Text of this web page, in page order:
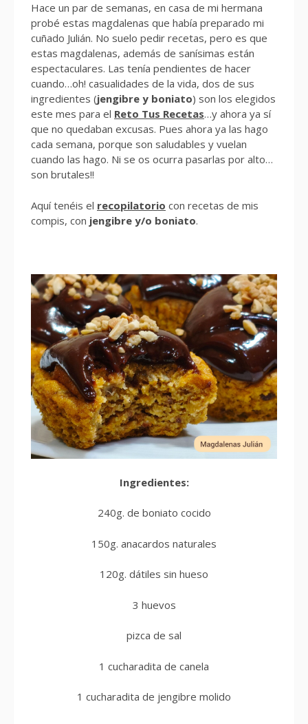
Hace un par de semanas, en casa de mi hermana
probé estas magdalenas que había preparado mi
cuñado Julián. No suelo pedir recetas, pero es que
estas magdalenas, además de sanísimas están
espectaculares. Las tenía pendientes de hacer
cuando…oh! casualidades de la vida, dos de sus
ingredientes (jengibre y boniato) son los elegidos
este mes para el Reto Tus Recetas…y ahora ya sí
que no quedaban excusas. Pues ahora ya las hago
cada semana, porque son saludables y vuelan
cuando las hago. Ni se os ocurra pasarlas por alto…
son brutales!!
Aquí tenéis el recopilatorio con recetas de mis
compis, con jengibre y/o boniato.
Ingredientes:
240g. de boniato cocido
150g. anacardos naturales
120g. dátiles sin hueso
3 huevos
pizca de sal
1 cucharadita de canela
1 cucharadita de jengibre molido